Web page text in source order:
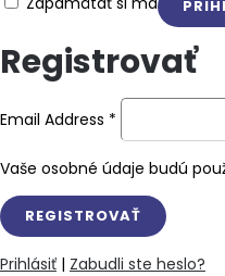
Registrovať
Email Address *
Vaše osobné údaje budú
Prihlásiť | Zabudli ste heslo?